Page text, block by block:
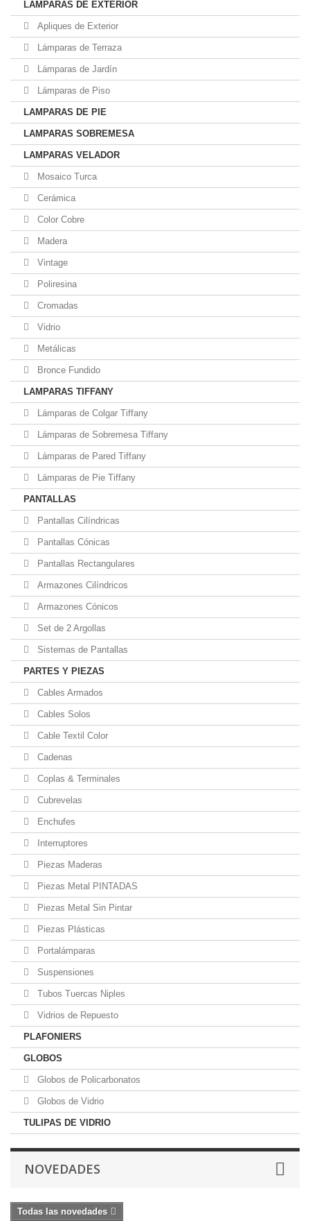
LAMPARAS DE EXTERIOR
Apliques de Exterior
Lámparas de Terraza
Lámparas de Jardín
Lámparas de Piso
LAMPARAS DE PIE
LAMPARAS SOBREMESA
LAMPARAS VELADOR
Mosaico Turca
Cerámica
Color Cobre
Madera
Vintage
Poliresina
Cromadas
Vidrio
Metálicas
Bronce Fundido
LAMPARAS TIFFANY
Lámparas de Colgar Tiffany
Lámparas de Sobremesa Tiffany
Lámparas de Pared Tiffany
Lámparas de Pie Tiffany
PANTALLAS
Pantallas Cilíndricas
Pantallas Cónicas
Pantallas Rectangulares
Armazones Cilíndricos
Armazones Cónicos
Set de 2 Argollas
Sistemas de Pantallas
PARTES Y PIEZAS
Cables Armados
Cables Solos
Cable Textil Color
Cadenas
Coplas & Terminales
Cubrevelas
Enchufes
Interruptores
Piezas Maderas
Piezas Metal PINTADAS
Piezas Metal Sin Pintar
Piezas Plásticas
Portalámparas
Suspensiones
Tubos Tuercas Niples
Vidrios de Repuesto
PLAFONIERS
GLOBOS
Globos de Policarbonatos
Globos de Vidrio
TULIPAS DE VIDRIO
NOVEDADES
Todas las novedades